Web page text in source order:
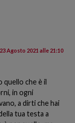
23 Agosto 2021 alle 21:10
quello che è il
in ogni
a dirti che hai
tua testa a